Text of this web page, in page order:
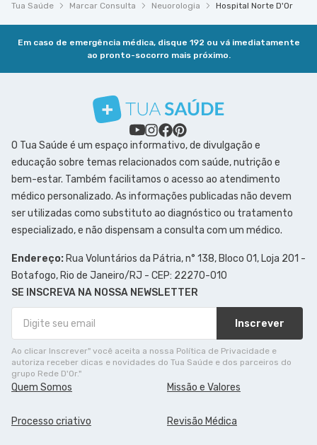
Tua Saúde Marcar Consulta Neuorologia Hospital Norte D'Or
Em caso de emergência médica, disque 192 ou vá imediatamente
ao pronto-socorro mais próximo.
O Tua Saúde é um espaço informativo, de divulgação e
educação sobre temas relacionados com saúde, nutrição e
bem-estar. Também facilitamos o acesso ao atendimento
médico personalizado. As informações publicadas não devem
ser utilizadas como substituto ao diagnóstico ou tratamento
especializado, e não dispensam a consulta com um médico.
Endereço: Rua Voluntários da Pátria, n° 138, Bloco 01, Loja 201 -
Botafogo, Rio de Janeiro/RJ - CEP: 22270-010
SE INSCREVA NA NOSSA NEWSLETTER
Inscrever
Ao clicar Inscrever" você aceita a nossa Política de Privacidade e
autoriza receber dicas e novidades do Tua Saúde e dos parceiros do
grupo Rede D'Or."
Quem Somos Missão e Valores
Processo criativo Revisão Médica